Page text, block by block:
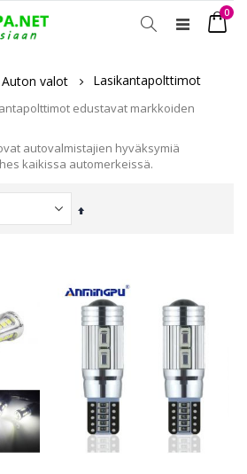
Toggle
0
Auton valot Lasikantapolttimot
edustavat markkoiden
autovalmistajien hyväksymiä
kaikissa automerkeissä.
Laskevassa